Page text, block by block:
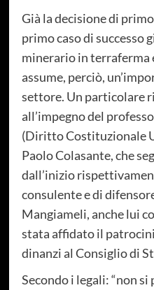
Già la decisione di
primo caso di successo
minerario in terraferma
assume, perciò,
settore. Un particolare
all’impegno del
(Diritto Costituzionale
Paolo Colasante, che
dall’inizio
consulente e di
Mangiameli, anche lui
stata affidato il
dinanzi al Consiglio di
Secondo i legali: “non si